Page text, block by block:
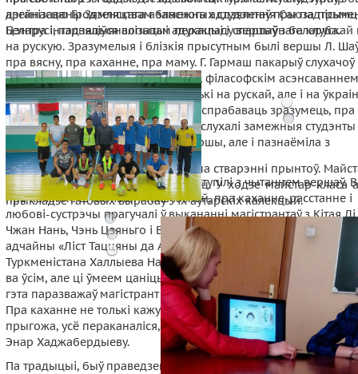
арганізаваны Зямляцтвам замежных студэнтаў пры
Цэнтра інтэрнацыяналізацыі адукацыі і спартыўнага клуба.
дзейнасцю Гродзенскага абласнога аддзялення Саюза
Беларусі, падзяліўся вопытам перакладу вершаў з
на рускую. Зразумелыя і блізкія прысутным былі вершы Л.
пра вясну, пра каханне, пра маму. Г. Гармаш пакарыў слухачоў
высокай духоўнасцю сваіх вершаў, філасофскім асэнсаваннем
жыцця. Ён прачытаў вершы не толькі на рускай, але і на
мове, прапанаваўшы студэнтам паспрабаваць зразумець,
гэтыя вершы. З вялікай цікавасцю слухалі замежныя студэнты
Тарасаву, якая не толькі чытала вершы, але і пазнаёміла з
элементамі вершаскладання.
У сваю чаргу студэнты таксама выступілі з чытаннем вершаў.
пра каханне шчаслівай і няшчаснай, пра каханне-расстанне і
любові-сустрэчы прагучалі ў выкананні магістрантаў з Кітая
Чжан Нань, Чэнь Цзяньго і Ван Чжаоцзюнь. Кранальны і
адчайны «Ліст Таццяны да Анегіна» прачытала студэнтка з
Туркменістана Халлыева Назікджамал. Любоў мы адчуваем
ва ўсім, але ці ўмеем цаніць кожнае імгненне свайго жыцця
гэта паразважаў магістрант з Таджыкістана Таіраў Мухамад
Пра каханне не толькі кажуць, пра каханне - спяваюць. Як гэта
прыгожа, усё пераканаліся, паслухаўшы студэнтку з
Энар Хаджабердыеву.
Па традыцыі, быў праведзены інтэлект-тур «Пазнай паэта».
13.04.2018 прайшоў майстар-клас па стварэнні прынтоў.
Вольга Войтава і Вераніка Лахавец. У ходзе майстар-
прыкладзе гатовых вырабаў з іх аўтарскіх калекцый.